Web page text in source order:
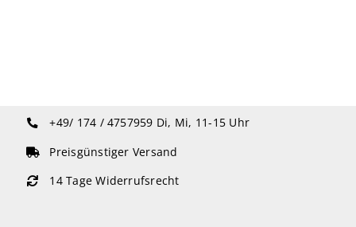
+49/ 174 / 4757959 Di, Mi, 11-15 Uhr
Preisgünstiger Versand
14 Tage Widerrufsrecht